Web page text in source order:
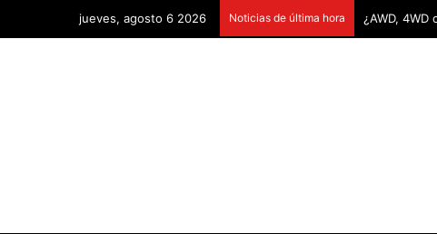
jueves, agosto 6 2026 Noticias de última hora